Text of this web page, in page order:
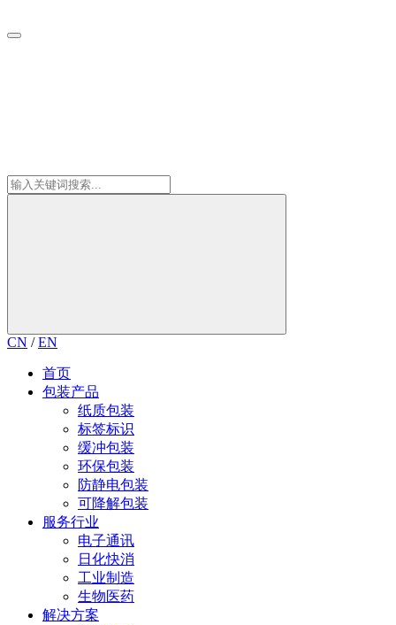
CN / EN
首页
包装产品
纸质包装
标签标识
缓冲包装
环保包装
防静电包装
可降解包装
服务行业
电子通讯
日化快消
工业制造
生物医药
解决方案